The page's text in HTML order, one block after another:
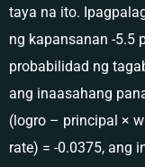
taya na ito.
ng kapansanan -5.5
probabilidad ng
ang inaasahang
(logro – principal ×
rate) = -0.0375, ang